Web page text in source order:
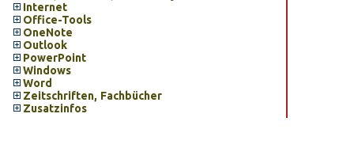
Internet
Office-Tools
OneNote
Outlook
PowerPoint
Windows
Word
Zeitschriften, Fachbücher
Zusatzinfos